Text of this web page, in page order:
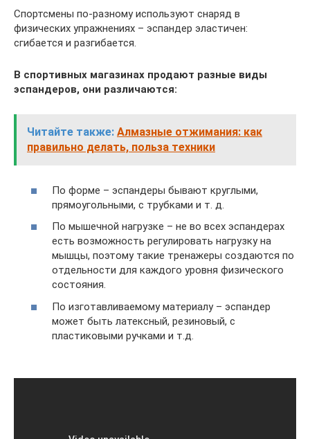
Спортсмены по-разному используют снаряд в
физических упражнениях – эспандер эластичен:
сгибается и разгибается.
В спортивных магазинах продают разные виды
эспандеров, они различаются:
Читайте также: Алмазные отжимания: как
правильно делать, польза техники
По форме – эспандеры бывают круглыми,
прямоугольными, с трубками и т. д.
По мышечной нагрузке – не во всех эспандерах
есть возможность регулировать нагрузку на
мышцы, поэтому такие тренажеры создаются по
отдельности для каждого уровня физического
состояния.
По изготавливаемому материалу – эспандер
может быть латексный, резиновый, с
пластиковыми ручками и т.д.